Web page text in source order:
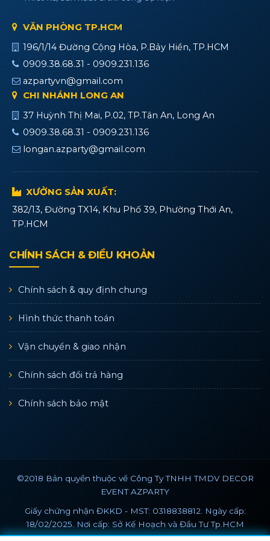
VĂN PHÒNG TP.HCM
196/1/14 Đường Cộng Hòa, P.Bảy Hiền, TP.HCM
0909.38.68.31 - 0909.231.136
azpartyvn@gmail.com
CHI NHÁNH LONG AN
37 Huỳnh Thị Mai, P.02, TP.Tân An, Long An
0909.38.68.31 - 0909.231.136
longan.azparty@gmail.com
XƯỞNG SẢN XUẤT:
382/13, Đường TX14, Khu Phố 39, Phường Thới An,
TP.HCM
CHÍNH SÁCH & ĐIỀU KHOẢN
Chính sách & quy định chung
Hình thức thanh toán
Vận chuyển & giao nhận
Chính sách đổi trả hàng
Chính sách bảo mật
©2018 Bản quyền thuộc về Công Ty TNHH TMDV DECOR
EVENT AZPARTY
Giấy chứng nhận ĐKKD - MST: 0318838812. Ngày cấp:
18/02/2025. Nơi cấp: Sở Kế Hoạch và Đầu Tư Tp.HCM